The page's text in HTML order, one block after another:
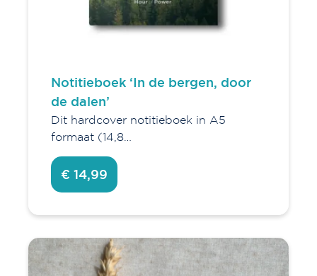
Notitieboek ‘In de bergen, door
de dalen’
Dit hardcover notitieboek in A5
formaat (14,8…
€ 14,99